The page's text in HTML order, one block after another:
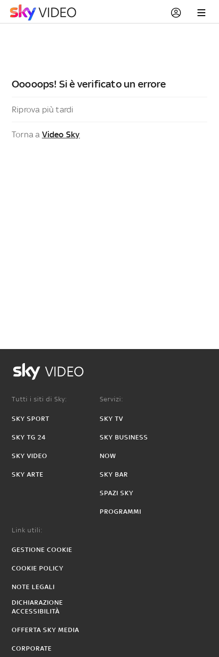
Ooooops! Si è verificato un errore
Riprova più tardi
Torna a Video Sky
VIDEO
Tutti i siti di Sky:
SKY SPORT
SKY TG 24
SKY VIDEO
SKY ARTE
Servizi:
SKY TV
SKY BUSINESS
NOW
SKY BAR
SPAZI SKY
PROGRAMMI
Link utili:
GESTIONE COOKIE
COOKIE POLICY
NOTE LEGALI
DICHIARAZIONE
ACCESSIBILITÀ
OFFERTA SKY MEDIA
CORPORATE